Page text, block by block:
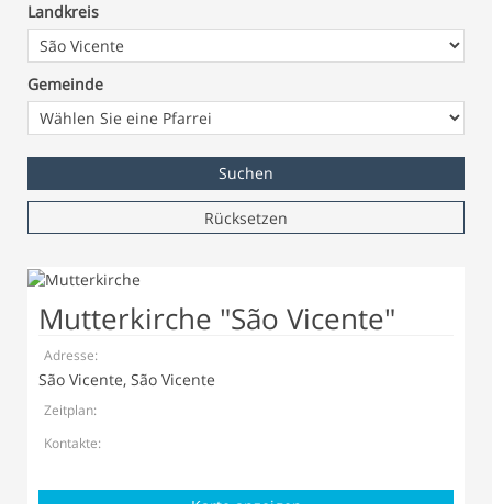
Landkreis
Gemeinde
Rücksetzen
Mutterkirche "São Vicente"
Adresse:
São Vicente, São Vicente
Zeitplan:
Kontakte: